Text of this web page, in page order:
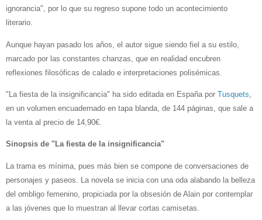
ignorancia", por lo que su regreso supone todo un acontecimiento
literario.
Aunque hayan pasado los años, el autor sigue siendo fiel a su estilo,
marcado por las constantes chanzas, que en realidad encubren
reflexiones filosóficas de calado e interpretaciones polisémicas.
"La fiesta de la insignificancia" ha sido editada en España por Tusquets
en un volumen encuadernado en tapa blanda, de 144 páginas, que sale a
la venta al precio de 14,90€.
Sinopsis de "La fiesta de la insignificancia"
La trama es mínima, pues más bien se compone de conversaciones de
personajes y paseos. La novela se inicia con una oda alabando la belleza
del ombligo femenino, propiciada por la obsesión de Alain por contemplar
a las jóvenes que lo muestran al llevar cortas camisetas.